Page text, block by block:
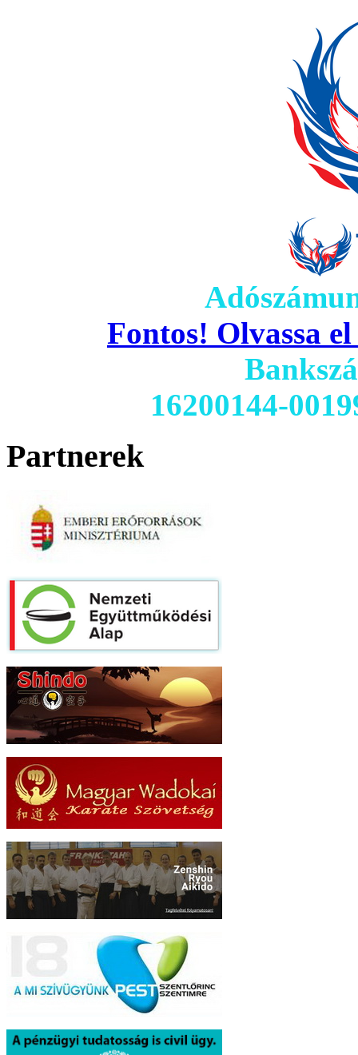
Fontos! Olvassa
16200144-
Partnerek